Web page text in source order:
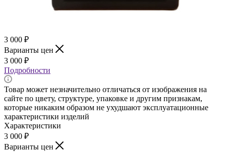
3 000 ₽
Варианты цен
3 000 ₽
Подробности
Товар может незначительно отличаться от изображения на
сайте по цвету, структуре, упаковке и другим признакам,
которые никаким образом не ухудшают эксплуатационные
характеристики изделий
Характеристики
3 000 ₽
Варианты цен